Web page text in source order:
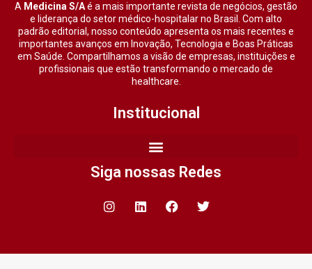
A Medicina S/Aé a mais importante revista de negócios, gestão
e liderança do setor médico-hospitalar no Brasil. Com alto
padrão editorial, nosso conteúdo apresenta os mais recentes e
importantes avanços em Inovação, Tecnologia e Boas Práticas
em Saúde. Compartilhamos a visão de empresas, instituições e
profissionais que estão transformando o mercado de
healthcare.
Institucional
Siga nossas Redes